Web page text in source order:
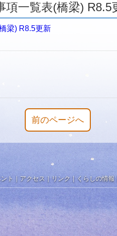
一覧表(橋梁) R8.5
梁) R8.5更新
前のページへ
ト ｜ アクセス｜リンク ｜くらしの情報